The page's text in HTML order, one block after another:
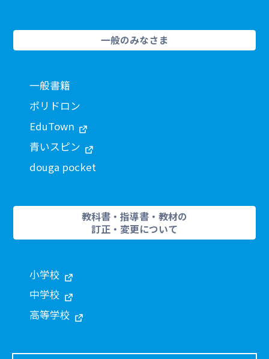
一般のみなさま
一般書籍
ポリドロン
EduTown
青いスピン
douga pocket
教科書・指導書・教材の
訂正・変更について
小学校
中学校
高等学校